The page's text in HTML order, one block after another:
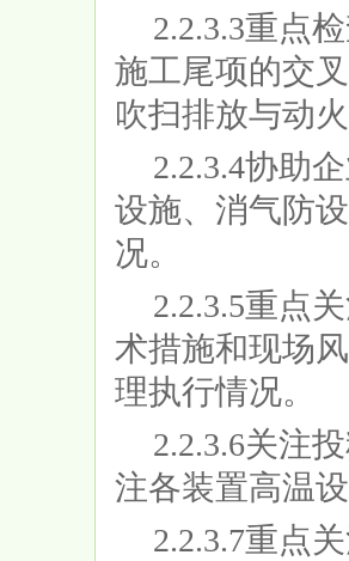
2.2.3.3重点
施工尾项的交
吹扫排放与动
2.2.3.4协助
设施、消气防
况。
2.2.3.5重点
术措施和现场
理执行情况。
2.2.3.6关注
注各装置高温
2.2.3.7重点